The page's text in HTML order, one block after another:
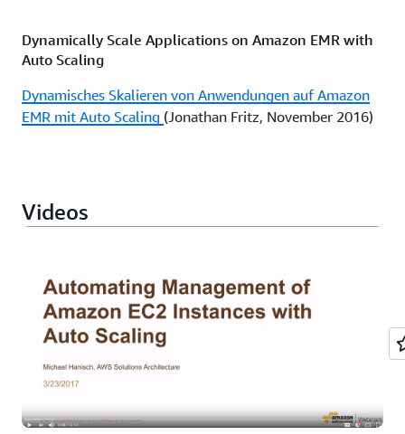
Dynamically Scale Applications on Amazon EMR with
Auto Scaling
Dynamisches Skalieren von Anwendungen auf Amazon
EMR mit Auto Scaling (Jonathan Fritz, November 2016)
Aufbau eines Backup-Systems für skalierte Instances
November 2016)
Fleet Management Made Easy with Auto Scaling
Flottenmanagement leicht gemacht mit Auto Scaling
Videos